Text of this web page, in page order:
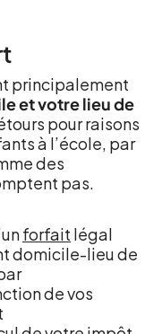
principalement
et votre lieu de
pour raisons
à l’école, par
des
pas.
forfait légal
domicile-lieu de
de vos